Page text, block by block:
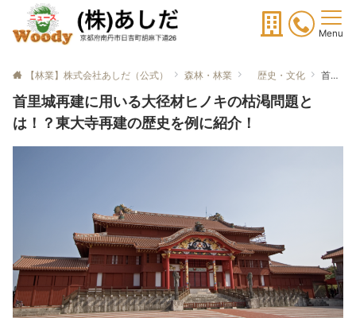
Menu
【林業】株式会社あしだ（公式） 森林・林業 歴史・文化 首里城再建に用いる大径材ヒノキの枯渇問題とは！？東大寺再建の歴史を例に紹介！
首里城再建に用いる大径材ヒノキの枯渇問題と
は！？東大寺再建の歴史を例に紹介！